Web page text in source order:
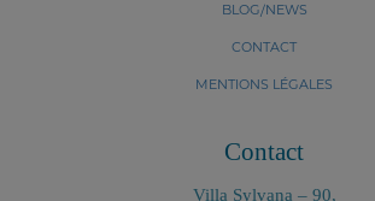
BLOG/NEWS
CONTACT
MENTIONS LÉGALES
Contact
Villa Sylvana – 90,